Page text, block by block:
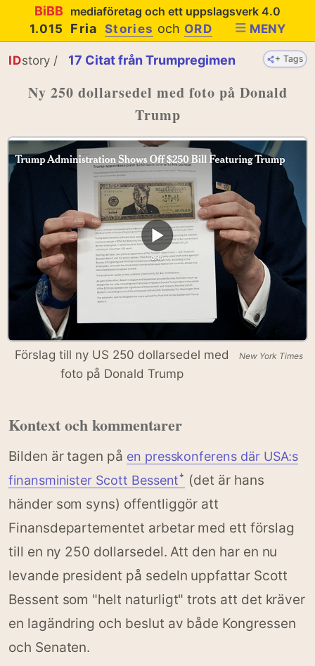
BiBB mediaföretag och ett uppslagsverk 4.0
1.015
FriaStories och ORD MENY
+ Tags
IDstory / 17 Citat från Trumpregimen
Ny 250 dollarsedel med foto på Donald
Trump
Förslag till ny US 250 dollarsedel med
foto på Donald Trump
New York Times
Kontext och kommentarer
Bilden är tagen på en presskonferens där USA:s
finansminister Scott Bessentꜜ (det är hans
händer som syns) offentliggör att
Finansdepartementet arbetar med ett förslag
till en ny 250 dollarsedel. Att den har en nu
levande president på sedeln uppfattar Scott
Bessent som "helt naturligt" trots att det kräver
en lagändring och beslut av både Kongressen
och Senaten.